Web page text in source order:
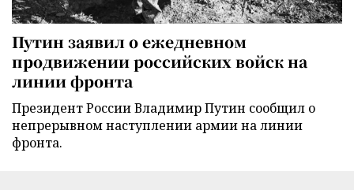
Путин заявил о ежедневном
продвижении российских войск на
линии фронта
Президент России Владимир Путин сообщил о
непрерывном наступлении армии на линии
фронта.